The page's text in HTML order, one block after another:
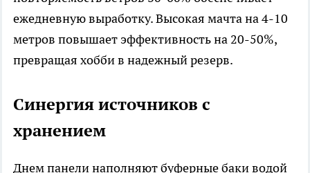
ежедневную выработку. Высокая мачта на 4-10
метров повышает эффективность на 20-50%,
превращая хобби в надежный резерв.​
Синергия источников с
хранением
Днем панели наполняют буферные баки водой